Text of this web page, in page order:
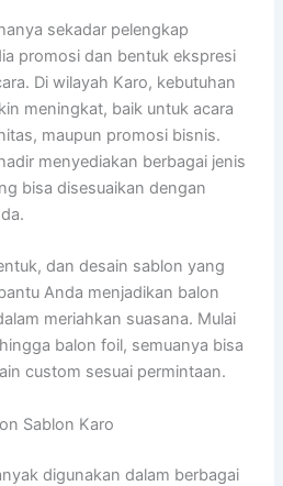
sekadar pelengkap
promosi dan bentuk ekspresi
Di wilayah Karo, kebutuhan
meningkat, baik untuk acara
maupun promosi bisnis.
menyediakan berbagai jenis
bisa disesuaikan dengan
dan desain sablon yang
Anda menjadikan balon
meriahkan suasana. Mulai
balon foil, semuanya bisa
custom sesuai permintaan.
Sablon Karo
digunakan dalam berbagai